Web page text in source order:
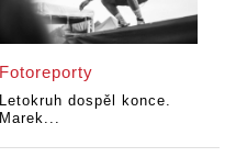
Fotoreporty
Letokruh dospěl konce.
Marek...